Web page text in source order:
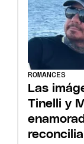
ROMANCES
Las
Tinelli y